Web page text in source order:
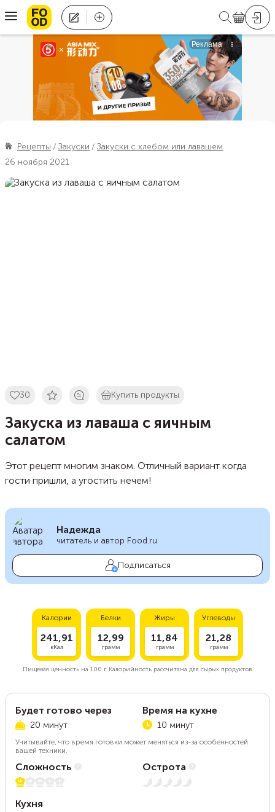
Рецепты Закуски
Закуски с хлебом или лавашем
26 ноября 2021
30 Купить продукты
Закуска из лаваша с яичным
салатом
Этот рецепт многим знаком. Отличный вариант когда
гости пришли, а угостить нечем!
Надежда
читатель и автор Food.ru
Подписаться
Калории
241,91
кКал
Белки
12,99
грамм
Жиры
11,84
грамм
Углеводы
21,28
грамм
Пищевая ценность на 100 г.Калорийность рассчитана для сырых продуктов.
Будет готово через
20 минут
Время на кухне
10 минут
Учитывайте, что время готовки может меняться из-за особенностей
вашей техники.
Сложность
1 из 5
Острота
Нет остроты
Кухня